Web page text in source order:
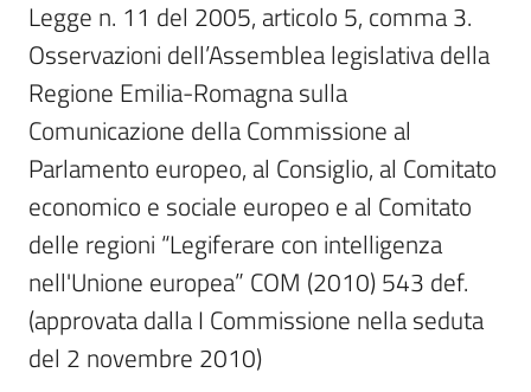
Menu selezionato
Notizie
Assemblea
legislativa
Assemblea
Attività
Legge n. 11 del 2005, articolo 5, comma 3.
Osservazioni dell’Assemblea legislativa della
Regione Emilia-Romagna sulla
Comunicazione della Commissione al
Parlamento europeo, al Consiglio, al Comitato
economico e sociale europeo e al Comitato
delle regioni “Legiferare con intelligenza
nell'Unione europea” COM (2010) 543 def.
(approvata dalla I Commissione nella seduta
del 2 novembre 2010)